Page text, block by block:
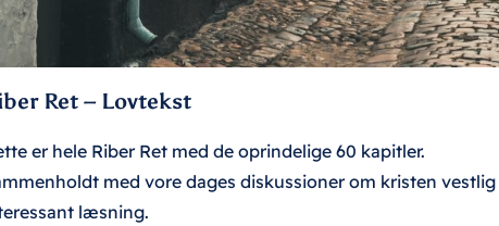
Ret – Lovtekst
er hele Riber Ret med de oprindelige 60 kapitler.
med vore dages diskussioner om kristen
læsning.